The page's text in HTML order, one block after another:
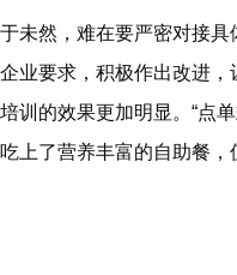
未然，难在要严密对接具
业要求，积极作出改进，
训的效果更加明显。“点单
上了营养丰富的自助餐，